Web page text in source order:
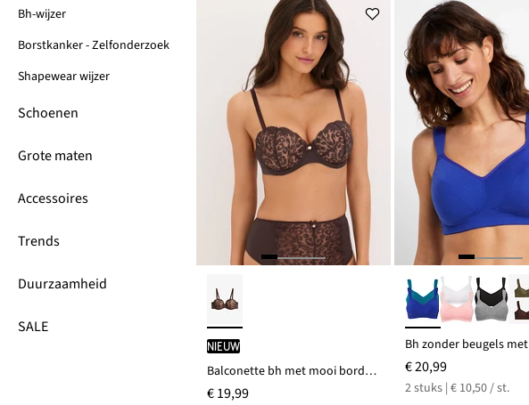
Bh-wijzer
Borstkanker - Zelfonderzoek
Shapewear wijzer
Schoenen
Grote maten
Accessoires
Trends
Duurzaamheid
SALE
Nieuw
Balconette bh met mooi borduursel
€ 19,99
€ 20,99
2 stuks | € 10,50 / st.